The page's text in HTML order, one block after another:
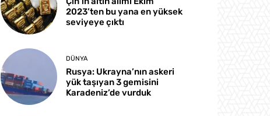
2023’ten bu yana en yüksek
seviyeye çıktı
DÜNYA
Rusya: Ukrayna’nın askeri
yük taşıyan 3 gemisini
Karadeniz’de vurduk